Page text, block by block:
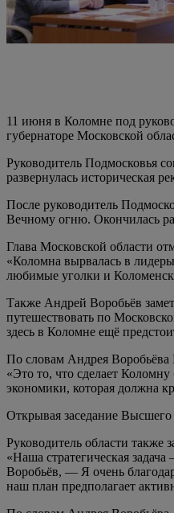
11 июня в Коломне под
губернаторе Московской
Руководитель Подмосковья
развернулась историческая
После руководитель
Вечному огню. Окончилась
Глава Московской области
«Коломна вырвалась в
любимые уголки и
Также Андрей Воробьёв
путешествовать по
здесь в Коломне ещё
По словам Андрея Воробьёва
«Это то, что сделает
экономики, которая должна
Открывая заседание Высшего
Руководитель области также
«Наша стратегическая
Воробьёв, — Я очень
наш план предполагает